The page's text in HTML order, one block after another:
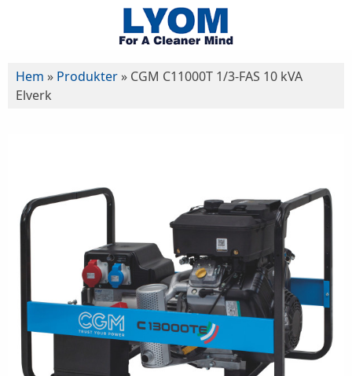
Hem » Produkter » CGM C11000T 1/3-FAS 10 kVA
Elverk